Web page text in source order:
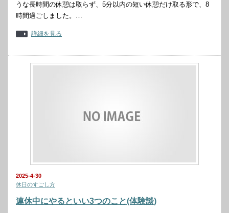
うな長時間の休憩は取らず、5分以内の短い休憩だけ取る形で、8
時間過ごしました。…
詳細を見る
2025-4-30
休日のすごし方
連休中にやるといい3つのこと(体験談)